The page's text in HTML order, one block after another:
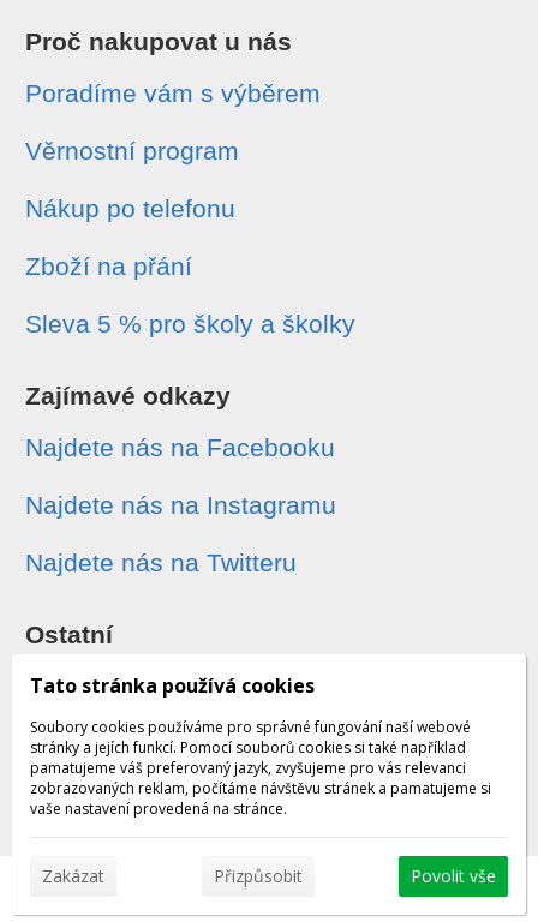
Proč nakupovat u nás
Poradíme vám s výběrem
Věrnostní program
Nákup po telefonu
Zboží na přání
Sleva 5 % pro školy a školky
Zajímavé odkazy
Najdete nás na Facebooku
Najdete nás na Instagramu
Najdete nás na Twitteru
Ostatní
Sledování zásilek
Dárkové poukazy
Obchodní podmínky - archiv
www.wexbo.com |Přihlásit
Tato stránka používá cookies
Soubory cookies používáme pro správné fungování naší webové
stránky a jejích funkcí. Pomocí souborů cookies si také například
pamatujeme váš preferovaný jazyk, zvyšujeme pro vás relevanci
zobrazovaných reklam, počítáme návštěvu stránek a pamatujeme si
vaše nastavení provedená na stránce.
Zakázat Přizpůsobit Povolit vše